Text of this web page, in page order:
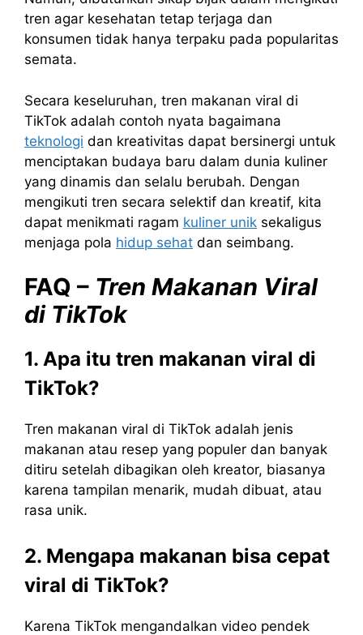
tren agar kesehatan tetap terjaga dan
konsumen tidak hanya terpaku pada popularitas
semata.
Secara keseluruhan, tren makanan viral di
TikTok adalah contoh nyata bagaimana
teknologi dan kreativitas dapat bersinergi untuk
menciptakan budaya baru dalam dunia kuliner
yang dinamis dan selalu berubah. Dengan
mengikuti tren secara selektif dan kreatif, kita
dapat menikmati ragam kuliner unik sekaligus
menjaga pola hidup sehat dan seimbang.
FAQ – Tren Makanan Viral
di TikTok
1. Apa itu tren makanan viral di
TikTok?
Tren makanan viral di TikTok adalah jenis
makanan atau resep yang populer dan banyak
ditiru setelah dibagikan oleh kreator, biasanya
karena tampilan menarik, mudah dibuat, atau
rasa unik.
2. Mengapa makanan bisa cepat
viral di TikTok?
Karena TikTok mengandalkan video pendek